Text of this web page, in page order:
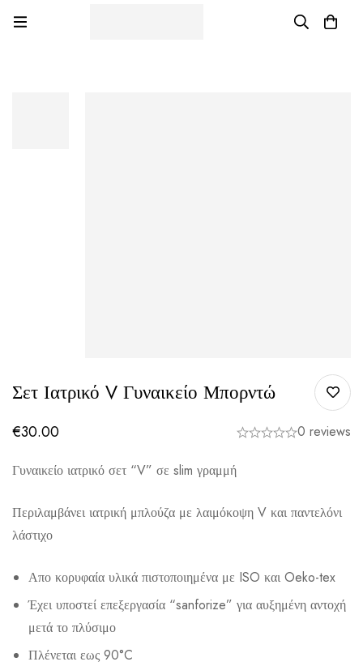
Σετ Ιατρικό V Γυναικείο Μπορντώ
€30.00 0 reviews
Γυναικείο ιατρικό σετ “V” σε slim γραμμή
Περιλαμβάνει ιατρική μπλούζα με λαιμόκοψη V και παντελόνι
λάστιχο
Απο κορυφαία υλικά πιστοποιημένα με ISO και Oeko-tex
Έχει υποστεί επεξεργασία “sanforize” για αυξημένη αντοχή
μετά το πλύσιμο
Πλένεται εως 90°C